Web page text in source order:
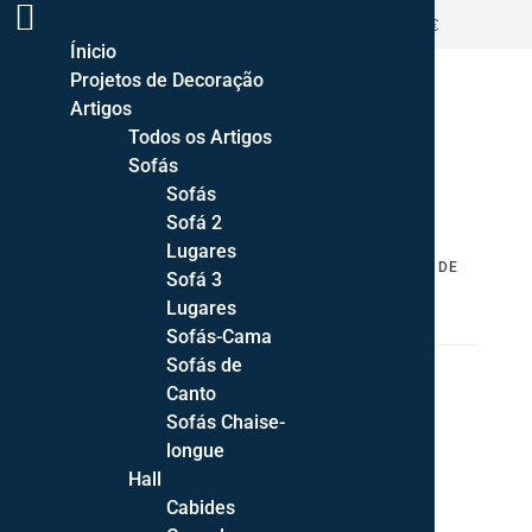
ENTREGA GRATUITA PORTUGAL CONTINENTAL >500€
/ JARRA TONS DE
Jarra Tons de Terra
Ínicio
Projetos de Decoração
Artigos
Todos os Artigos
Sofás
Sofás
Sofá 2
Lugares
Sofá 3
Lugares
Sofás-Cama
Sofás de
Canto
Sofás Chaise-
longue
Hall
Cabides